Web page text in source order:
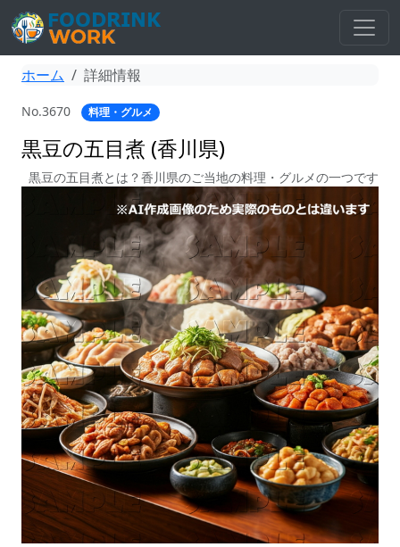
ホーム 詳細情報
No.3670 料理・グルメ
黒豆の五目煮 (香川県)
黒豆の五目煮とは？香川県のご当地の料理・グルメの一つです